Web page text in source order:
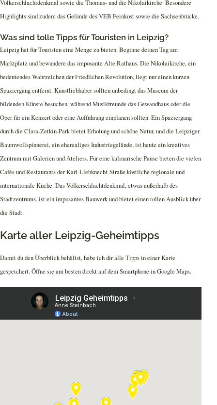
Völkerschlachtdenkmal sowie die Thomas- und die Nikolaikirche. Besondere
Highlights sind zudem das Gelände des VEB Feinkost sowie die Sachsenbrücke.
Was sind tolle Tipps für Touristen in Leipzig?
Leipzig hat für Touristen eine Menge zu bieten. Beginne deinen Tag am
Marktplatz und bewundere das imposante Alte Rathaus. Die Nikolaikirche, ein
bedeutendes Wahrzeichen der Friedlichen Revolution, liegt nur einen kurzen
Spaziergang entfernt. Kunstliebhaber sollten unbedingt das Museum der
bildenden Künste besuchen, während Musikfreunde das Gewandhaus oder die
Oper für ein Konzert oder eine Aufführung einplanen sollten. Ein Spaziergang
durch die Clara-Zetkin-Park bietet Erholung und schöne Natur, und die Leipziger
Baumwollspinnerei, ein ehemaliges Industriegelände, ist heute ein kreatives
Zentrum mit Galerien und Ateliers. Für eine kulinarische Pause bieten die vielen
Cafés und Restaurants der Karl-Liebknecht-Straße köstliche regionale und
internationale Küche. Das Völkerschlachtdenkmal, etwas außerhalb des
Stadtzentrums, ist ein imposantes Bauwerk und bietet einen tollen Ausblick über
die Stadt.
Karte aller Leipzig-Geheimtipps
Damit du den Überblick behältst, habe ich dir alle Tipps in einer Karte
gespeichert. Öffne sie am besten direkt auf dem Smartphone in Google Maps.